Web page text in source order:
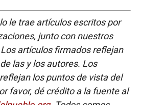
le trae artículos escritos por
junto con nuestros
artículos firmados reflejan
las y los autores. Los
los puntos de vista del
favor, dé crédito a la fuente al